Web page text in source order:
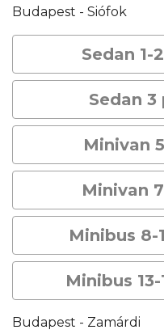
Budapest - Siófok
Sedan 1-
Sedan
Minivan
Minivan
Minibus 8-
Minibus
Budapest - Zamárdi